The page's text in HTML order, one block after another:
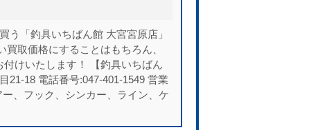
う「釣具いちばん館 大宮宮原店」
取価格にすることはもちろん、
けいたします！ 【釣具いちばん
21-18 電話番号:047-401-1549 営業
、フック、シンカー、ライン、ケ